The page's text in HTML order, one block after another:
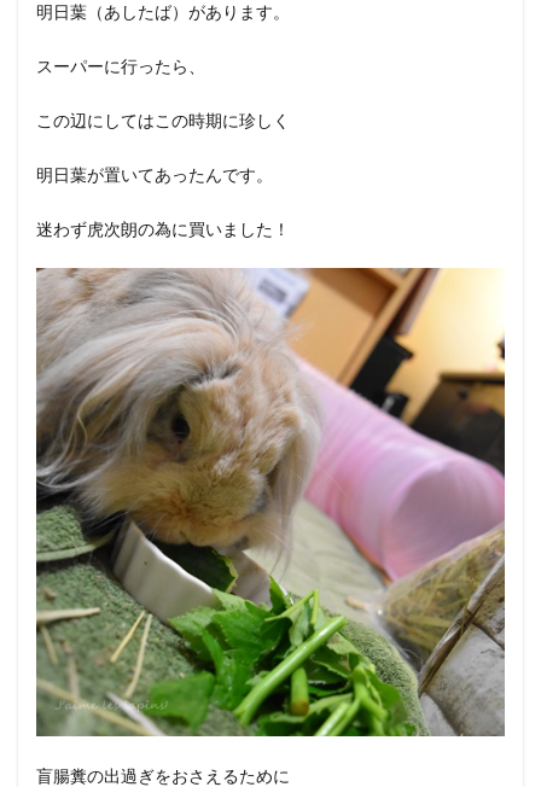
明日葉（あしたば）があります。
スーパーに行ったら、
この辺にしてはこの時期に珍しく
明日葉が置いてあったんです。
迷わず虎次朗の為に買いました！
盲腸糞の出過ぎをおさえるために